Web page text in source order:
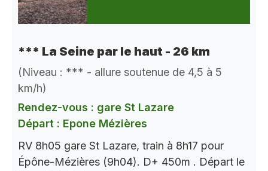
*** La Seine par le haut - 26 km
(Niveau : *** - allure soutenue de 4,5 à 5
km/h)
Rendez-vous : gare St Lazare
Départ : Epone Mézières
RV 8h05 gare St Lazare, train à 8h17 pour
Épône-Mézières (9h04). D+ 450m . Départ le